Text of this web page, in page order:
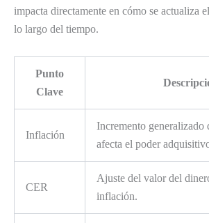
impacta directamente en cómo se actualiza
lo largo del tiempo.
Punto
Clave
Inflación
Incremento generalizado
afecta el poder
CER
Ajuste del valor del
inflación.